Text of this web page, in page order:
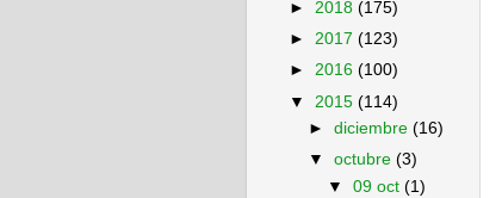
► 2018 (175)
► 2017 (123)
► 2016 (100)
▼ 2015 (114)
►diciembre(16)
▼octubre(3)
▼09 oct(1)